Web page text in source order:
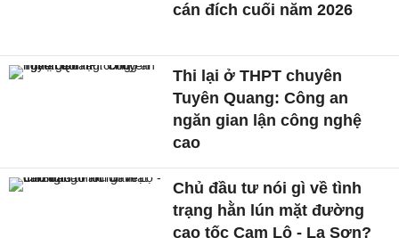
cán đích cuối năm 2026
Thi lại ở THPT chuyên
Tuyên Quang: Công an
ngăn gian lận công nghệ
cao
Chủ đầu tư nói gì về tình
trạng hằn lún mặt đường
cao tốc Cam Lộ - La Sơn?